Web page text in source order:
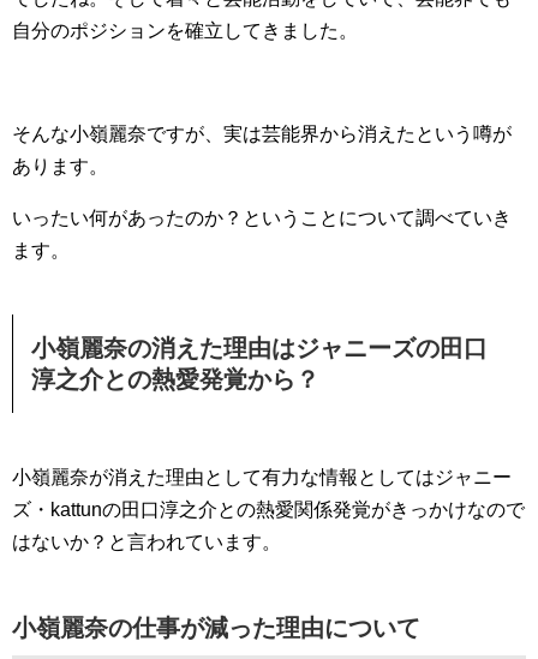
自分のポジションを確立してきました。
そんな小嶺麗奈ですが、実は芸能界から消えたという噂が
あります。
いったい何があったのか？ということについて調べていき
ます。
小嶺麗奈の消えた理由はジャニーズの田口
淳之介との熱愛発覚から？
小嶺麗奈が消えた理由として有力な情報としてはジャニー
ズ・kattunの田口淳之介との熱愛関係発覚がきっかけなので
はないか？と言われています。
小嶺麗奈の仕事が減った理由について